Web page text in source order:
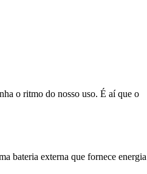
o ritmo do nosso uso. É aí que o
bateria externa que fornece energia